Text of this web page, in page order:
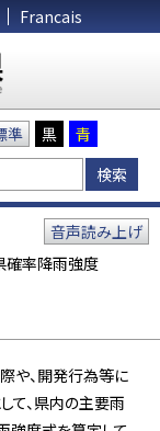
Francais
準 黒 青
確率降雨強度
音声読み上げ
や、開発行為等に
て、県内の主要雨